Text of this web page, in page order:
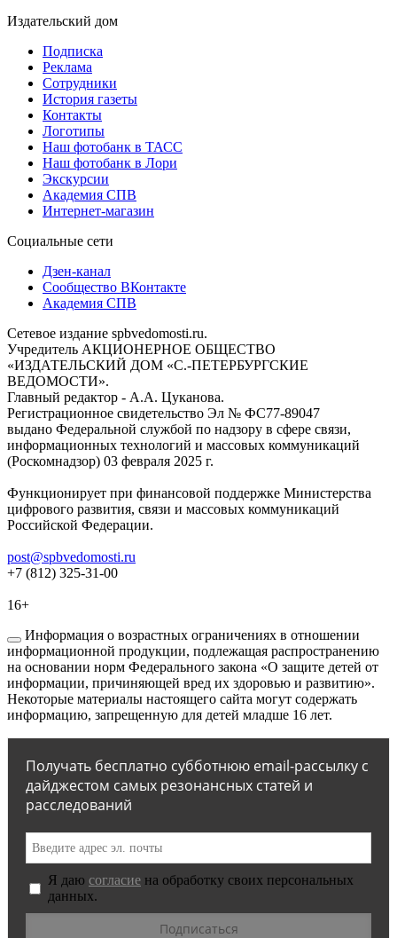
Издательский дом
Подписка
Реклама
Сотрудники
История газеты
Контакты
Логотипы
Наш фотобанк в ТАСС
Наш фотобанк в Лори
Экскурсии
Академия СПВ
Интернет-магазин
Социальные сети
Дзен-канал
Сообщество ВКонтакте
Академия СПВ
Сетевое издание spbvedomosti.ru.
Учредитель АКЦИОНЕРНОЕ ОБЩЕСТВО
«ИЗДАТЕЛЬСКИЙ ДОМ «С.-ПЕТЕРБУРГСКИЕ
ВЕДОМОСТИ».
Главный редактор - А.А. Цуканова.
Регистрационное свидетельство Эл № ФС77-89047
выдано Федеральной службой по надзору в сфере связи,
информационных технологий и массовых коммуникаций
(Роскомнадзор) 03 февраля 2025 г.
Функционирует при финансовой поддержке Министерства
цифрового развития, связи и массовых коммуникаций
Российской Федерации.
post@spbvedomosti.ru
+7 (812) 325-31-00
16+
Информация о возрастных ограничениях в отношении
информационной продукции, подлежащая распространению
на основании норм Федерального закона «О защите детей от
информации, причиняющей вред их здоровью и развитию».
Некоторые материалы настоящего сайта могут содержать
информацию, запрещенную для детей младше 16 лет.
Получать бесплатно субботнюю email-рассылку с
дайджестом самых резонансных статей и
расследований
Я даю согласие на обработку своих персональных
данных.